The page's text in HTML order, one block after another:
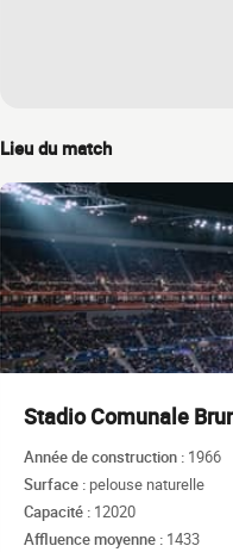
Lieu du match
Stadio Comunale
Année de construction : 1966
Surface : pelouse naturelle
Capacité : 12020
Affluence moyenne : 1433